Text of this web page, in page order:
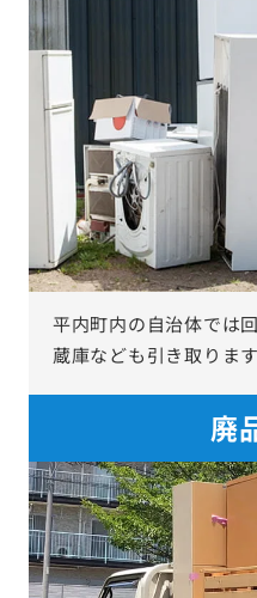
平内町内の自治体では
蔵庫なども引き取ります
廃